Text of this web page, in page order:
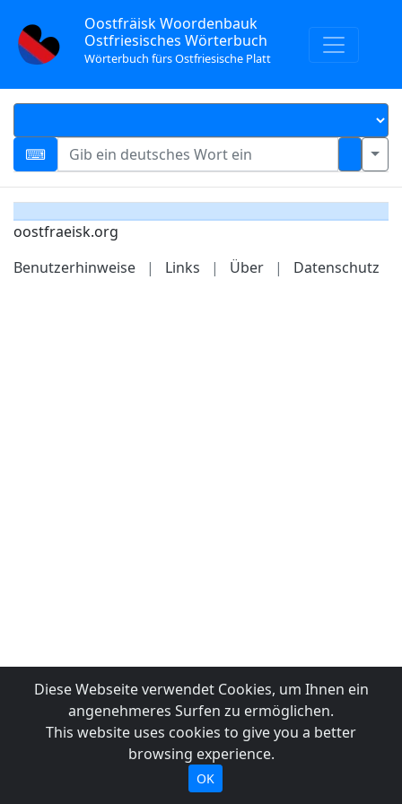
Oostfräisk Woordenbauk
Ostfriesisches Wörterbuch
Wörterbuch fürs Ostfriesische Platt
oostfraeisk.org
Benutzerhinweise
| Links | Über | Datenschutz
Diese Webseite verwendet Cookies, um Ihnen ein
angenehmeres Surfen zu ermöglichen.
This website uses cookies to give you a better
browsing experience.
OK